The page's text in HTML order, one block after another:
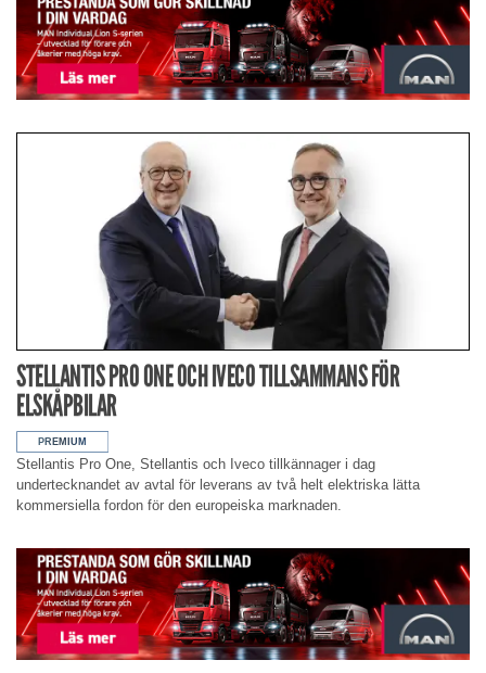
STELLANTIS PRO ONE OCH IVECO TILLSAMMANS FÖR
ELSKÅPBILAR
Stellantis Pro One, Stellantis och Iveco tillkännager i dag
undertecknandet av avtal för leverans av två helt elektriska lätta
kommersiella fordon för den europeiska marknaden.